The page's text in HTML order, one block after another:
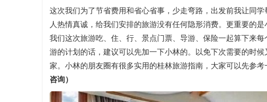
这次我们为了节省费用和省心省事，少走弯路，出发前我让同
人热情真诚，给我们安排的旅游没有任何隐形消费。更重要的
我们这次旅游吃、住、行、景点门票、导游、保险一起算下来
游的计划的话，建议可以先加一下小林的。以免下次需要的时
家。小林的朋友圈有很多实用的桂林旅游指南，大家可以先参考
咨询）